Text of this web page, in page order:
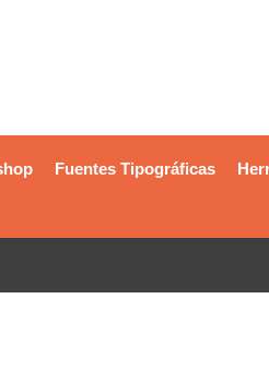
Fuentes Tipográficas